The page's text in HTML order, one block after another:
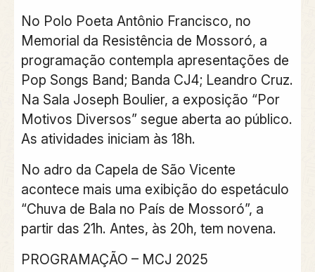
No Polo Poeta Antônio Francisco, no
Memorial da Resistência de Mossoró, a
programação contempla apresentações de
Pop Songs Band; Banda CJ4; Leandro Cruz.
Na Sala Joseph Boulier, a exposição “Por
Motivos Diversos” segue aberta ao público.
As atividades iniciam às 18h.
No adro da Capela de São Vicente
acontece mais uma exibição do espetáculo
“Chuva de Bala no País de Mossoró”, a
partir das 21h. Antes, às 20h, tem novena.
PROGRAMAÇÃO – MCJ 2025